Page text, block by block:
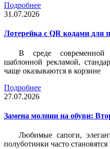
Подробнее
31.07.2026
Лотерейка c QR кодами для
В среде современной
шаблонной рекламой,
чаще оказываются в корзине
Подробнее
27.07.2026
Замена молнии на обуви:
Любимые сапоги,
полуботинки часто